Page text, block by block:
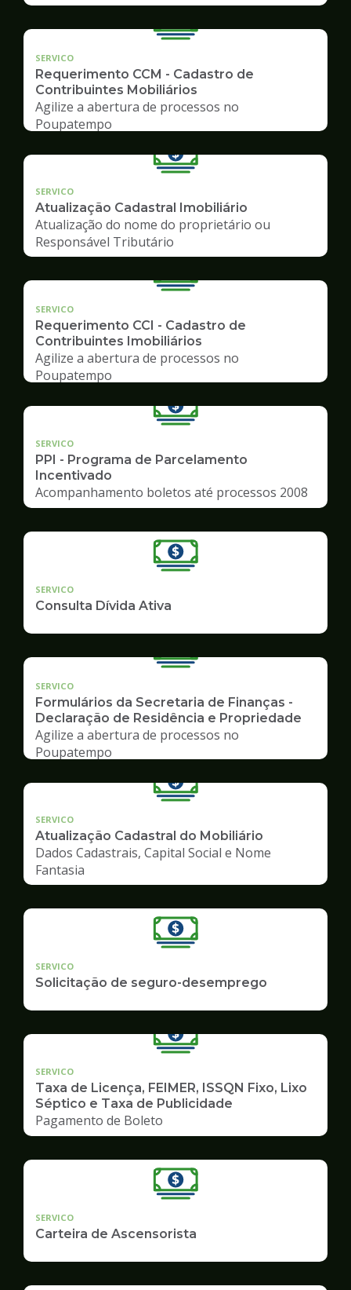
SERVICO
Requerimento CCM - Cadastro de
Contribuintes Mobiliários
Agilize a abertura de processos no
Poupatempo
SERVICO
Atualização Cadastral Imobiliário
Atualização do nome do proprietário ou
Responsável Tributário
SERVICO
Requerimento CCI - Cadastro de
Contribuintes Imobiliários
Agilize a abertura de processos no
Poupatempo
SERVICO
PPI - Programa de Parcelamento
Incentivado
Acompanhamento boletos até processos 2008
SERVICO
Consulta Dívida Ativa
SERVICO
Formulários da Secretaria de Finanças -
Declaração de Residência e Propriedade
Agilize a abertura de processos no
Poupatempo
SERVICO
Atualização Cadastral do Mobiliário
Dados Cadastrais, Capital Social e Nome
Fantasia
SERVICO
Solicitação de seguro-desemprego
SERVICO
Taxa de Licença, FEIMER, ISSQN Fixo, Lixo
Séptico e Taxa de Publicidade
Pagamento de Boleto
SERVICO
Carteira de Ascensorista